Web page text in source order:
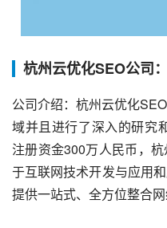
杭州云优化SEO公司：
公司介绍：杭州云优化
域并且进行了深入的研究
注册资金300万人民币，
于互联网技术开发与应用
提供一站式、全方位整合网